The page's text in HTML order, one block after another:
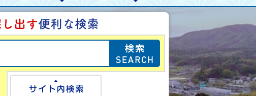
目的の情報を探
Google検索